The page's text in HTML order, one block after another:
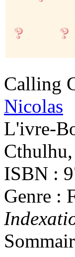
Calling
Nicolas
L'ivre-
ISBN :
Genre :